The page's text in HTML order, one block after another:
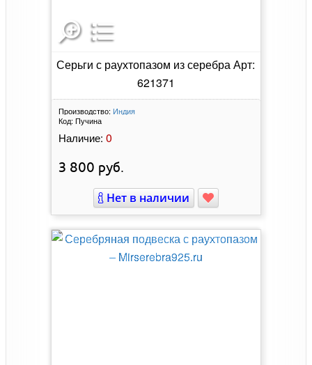
Серьги с раухтопазом из серебра Арт:
621371
Производство: Индия
Код: Пучина
Наличие: 0
3 800 руб.
Нет в наличии